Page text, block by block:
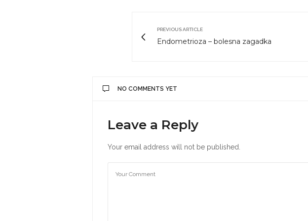
PREVIOUS ARTICLE
Endometrioza – bolesna zagadka
NO COMMENTS YET
Leave a Reply
Your email address will not be published.